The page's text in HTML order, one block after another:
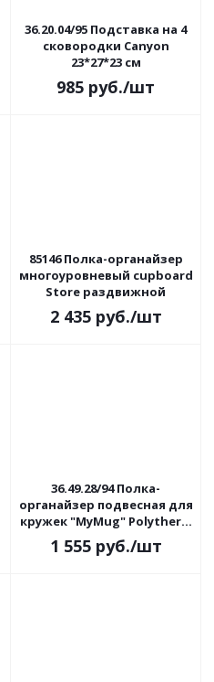
36.20.04/95 Подставка на 4
сковородки Canyon
23*27*23 см
985 руб./шт
85146 Полка-органайзер
многоуровневый cupboard
Store раздвижной
2 435руб./шт
36.49.28/94 Полка-
органайзер подвесная для
кружек "MyMug" Polytherm
14х28х6см
1 555руб./шт